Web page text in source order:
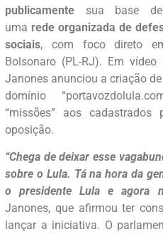
publicamente sua base
uma rede organizada de
sociais, com foco direto
Bolsonaro (PL-RJ). Em
Janones anunciou a criação
domínio
“missões” aos cadastrados
oposição.
“Chega de deixar esse
sobre o Lula. Tá na hora da
o presidente Lula e agora
Janones, que afirmou ter
lançar a iniciativa. O